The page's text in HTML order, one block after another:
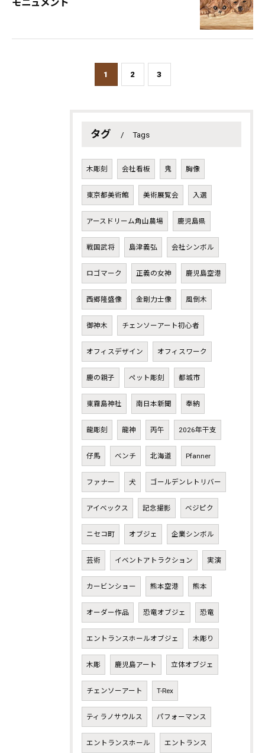
モニュメント
1 2 3
タグ Tags
木彫刻 会社看板 鬼 胸像
東京都美術館 美術展覧会 入選
アースドリーム角山農場 鹿児島県
戦国武将 島津義弘 会社シンボル
ロゴマーク 正義の女神 鹿児島空港
西郷隆盛像 金剛力士像 風倒木
御神木 チェンソーアート初心者
オフィスデザイン オフィスワーク
鹿の親子 ペット彫刻 都城市
東霧島神社 南日本新聞 奉納
龍彫刻 龍神 丙午 2026年干支
仔馬 ベンチ 北海道 Pfanner
ファナー 犬 ゴールデンレトリバー
アイベックス 記念撮影 ベジピク
ニセコ町 オブジェ 企業シンボル
芸術 イベントアトラクション 実演
カービンショー 熊本空港 熊本
オーダー作品 恐竜オブジェ 恐竜
エントランスホールオブジェ 木彫り
木彫 鹿児島アート 立体オブジェ
チェンソーアート T-Rex
ティラノサウルス パフォーマンス
エントランスホール エントランス